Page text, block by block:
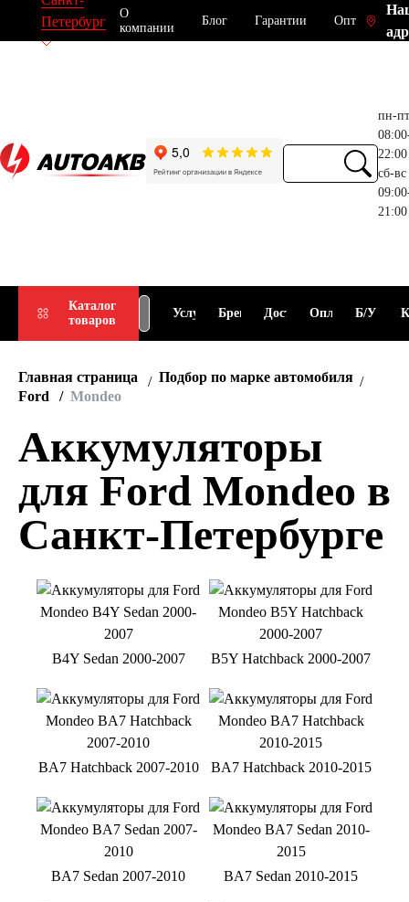
Петербург
О
компании
Блог Гарантии Опт
пн-пт
22:00
сб-вс
21:00
Каталог
товаров
Подбор
АКБ
Услуги Бренды ДоставкаОплата Б/У
Главная страница
Подбор по марке автомобиля
Ford
Mondeo
Аккумуляторы
для Ford Mondeo в
Санкт-Петербурге
B4Y Sedan 2000-2007 B5Y Hatchback 2000-2007
BA7 Hatchback 2007-2010 BA7 Hatchback 2010-2015
BA7 Sedan 2007-2010 BA7 Sedan 2010-2015